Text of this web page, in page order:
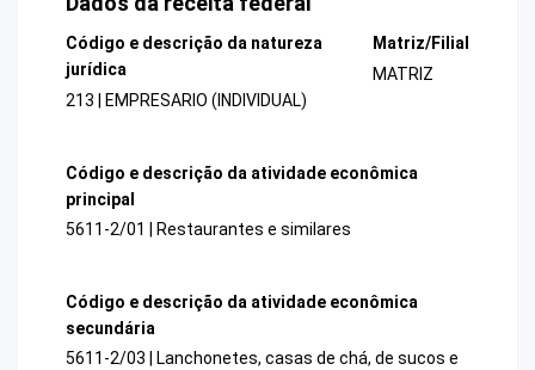
Código e descrição da natureza
jurídica
213 | EMPRESARIO (INDIVIDUAL)
Matriz/Filial
MATRIZ
Código e descrição da atividade econômica
principal
5611-2/01 | Restaurantes e similares
Código e descrição da atividade econômica
secundária
5611-2/03 | Lanchonetes, casas de chá, de sucos e